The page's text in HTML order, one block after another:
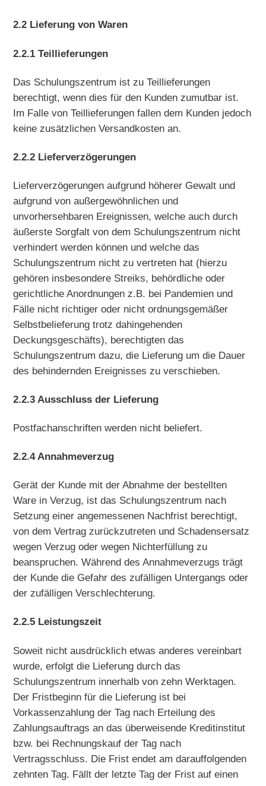
2.2 Lieferung von Waren
2.2.1 Teillieferungen
Das Schulungszentrum ist zu Teillieferungen
berechtigt, wenn dies für den Kunden zumutbar ist.
Im Falle von Teillieferungen fallen dem Kunden jedoch
keine zusätzlichen Versandkosten an.
2.2.2 Lieferverzögerungen
Lieferverzögerungen aufgrund höherer Gewalt und
aufgrund von außergewöhnlichen und
unvorhersehbaren Ereignissen, welche auch durch
äußerste Sorgfalt von dem Schulungszentrum nicht
verhindert werden können und welche das
Schulungszentrum nicht zu vertreten hat (hierzu
gehören insbesondere Streiks, behördliche oder
gerichtliche Anordnungen z.B. bei Pandemien und
Fälle nicht richtiger oder nicht ordnungsgemäßer
Selbstbelieferung trotz dahingehenden
Deckungsgeschäfts), berechtigten das
Schulungszentrum dazu, die Lieferung um die Dauer
des behindernden Ereignisses zu verschieben.
2.2.3 Ausschluss der Lieferung
Postfachanschriften werden nicht beliefert.
2.2.4 Annahmeverzug
Gerät der Kunde mit der Abnahme der bestellten
Ware in Verzug, ist das Schulungszentrum nach
Setzung einer angemessenen Nachfrist berechtigt,
von dem Vertrag zurückzutreten und Schadensersatz
wegen Verzug oder wegen Nichterfüllung zu
beanspruchen. Während des Annahmeverzugs trägt
der Kunde die Gefahr des zufälligen Untergangs oder
der zufälligen Verschlechterung.
2.2.5 Leistungszeit
Soweit nicht ausdrücklich etwas anderes vereinbart
wurde, erfolgt die Lieferung durch das
Schulungszentrum innerhalb von zehn Werktagen.
Der Fristbeginn für die Lieferung ist bei
Vorkassenzahlung der Tag nach Erteilung des
Zahlungsauftrags an das überweisende Kreditinstitut
bzw. bei Rechnungskauf der Tag nach
Vertragsschluss. Die Frist endet am darauffolgenden
zehnten Tag. Fällt der letzte Tag der Frist auf einen